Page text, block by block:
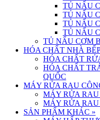
TỦ NẤU
TỦ NẤU
TỦ NẤU
TỦ NẤU
TỦ NẤU CƠM
HÓA CHẤT NHÀ
HÓA CHẤT
HÓA CHẤT
QUỐC
MÁY RỬA RAU
MÁY RỬA
MÁY RỬA RAU
SẢN PHẨM KHÁC »